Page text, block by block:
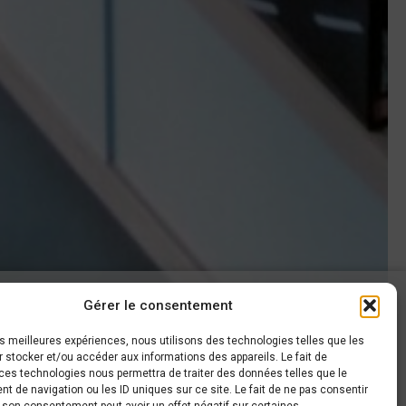
Gérer le consentement
meilleures expériences, nous utilisons des technologies telles que les
stocker et/ou accéder aux informations des appareils. Le fait de
technologies nous permettra de traiter des données telles que le
de navigation ou les ID uniques sur ce site. Le fait de ne pas consentir
CARS
de Gembloux, 63
Sombreffe